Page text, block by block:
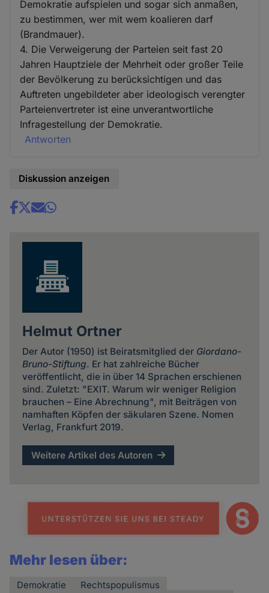
Demokratie aufspielen und sogar sich anmaßen,
zu bestimmen, wer mit wem koalieren darf
(Brandmauer).
4. Die Verweigerung der Parteien seit fast 20
Jahren Hauptziele der Mehrheit oder großer Teile
der Bevölkerung zu berücksichtigen und das
Auftreten ungebildeter aber ideologisch verengter
Parteienvertreter ist eine unverantwortliche
Infragestellung der Demokratie.
Antworten
Diskussion anzeigen
Share
Helmut Ortner
Der Autor (1950) ist Beiratsmitglied der Giordano-
Bruno-Stiftung. Er hat zahlreiche Bücher
veröffentlicht, die in über 14 Sprachen erschienen
sind. Zuletzt: "EXIT. Warum wir weniger Religion
brauchen – Eine Abrechnung", mit Beiträgen von
namhaften Köpfen der säkularen Szene. Nomen
Verlag, Frankfurt 2019.
Weitere Artikel des Autoren
Mehr lesen über:
Demokratie
Rechtspopulismus